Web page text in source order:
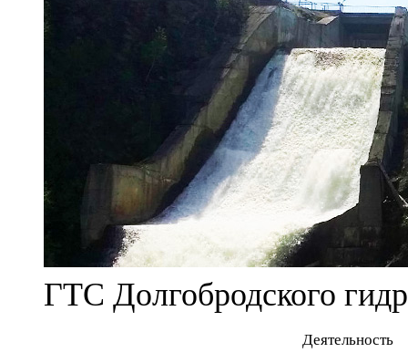
ГТС Долгобродского
Деятельность